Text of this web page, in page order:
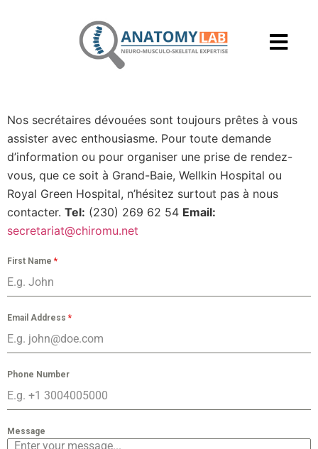
Nos secrétaires dévouées sont toujours prêtes à vous
assister avec enthousiasme. Pour toute demande
d’information ou pour organiser une prise de rendez-
vous, que ce soit à Grand-Baie, Wellkin Hospital ou
Royal Green Hospital, n’hésitez surtout pas à nous
contacter. Tel: (230) 269 62 54 Email:
secretariat@chiromu.net
First Name *
Email Address *
Phone Number
Message